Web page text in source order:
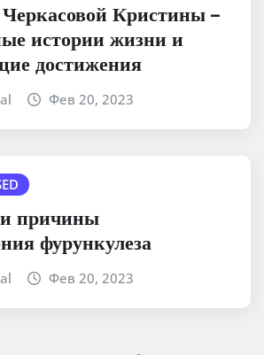
Кристины –
истории жизни и
достижения
Фев 20, 2023
причины
фурункулеза
Фев 20, 2023